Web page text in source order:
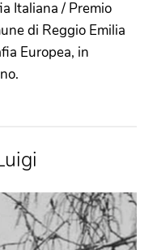
Italiana / Premio
di Reggio Emilia
Europea, in